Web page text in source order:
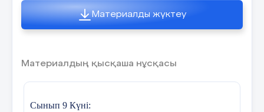
Африкалық одақ, Австралиялық Одақ
бойынша тараттыңыз? Жауапты дәлелдеу.
Даму жағдайындағы елдерді салыстыру
мыналарды қамтиды:
Материалды жүктеу
Материалдың қысқаша нұсқасы
Сынып 9 Күні: